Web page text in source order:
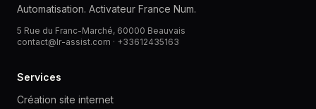
Automatisation. Activateur France Num.
5 Rue du Franc-Marché, 60000 Beauvais
contact@lr-assist.com · +33612435163
Services
Création site internet